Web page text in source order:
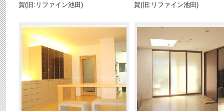
賀(旧:リファイン池田)
賀(旧:リファイン池田)